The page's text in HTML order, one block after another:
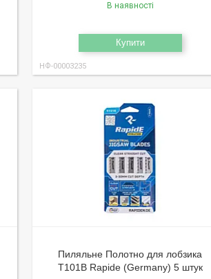
В наявності
Купити
НФ-00003235
Пиляльне Полотно для лобзика
T101B Rapide (Germany) 5 штук